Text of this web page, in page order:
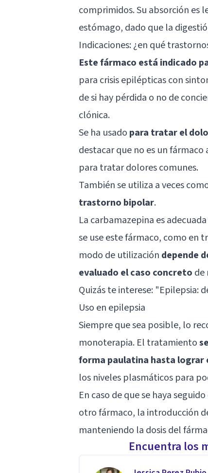
comprimidos. Su absorción es
estómago, dado que la
Indicaciones: ¿en qué
Este fármaco está indicado
para crisis epilépticas con
de si hay pérdida o no de
clónica.
Se ha usado para tratar el
destacar que no es un
para tratar dolores comunes.
También se utiliza a veces
trastorno bipolar.
La carbamazepina es
se use este fármaco, como en
modo de utilización depende
evaluado el caso concreto de
Quizás te interese: "Epilepsia:
Uso en epilepsia
Siempre que sea posible, lo
monoterapia. El tratamiento
forma paulatina hasta
los niveles plasmáticos para
En caso de que se haya
otro fármaco, la introducción
manteniendo la dosis del
Encuentra los